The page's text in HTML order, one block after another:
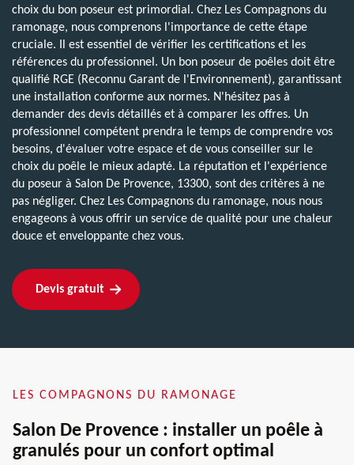
choix du bon poseur est primordial. Chez Les Compagnons du
ramonage, nous comprenons l'importance de cette étape
cruciale. Il est essentiel de vérifier les certifications et les
références du professionnel. Un bon poseur de poêles doit être
qualifié RGE (Reconnu Garant de l'Environnement), garantissant
une installation conforme aux normes. N'hésitez pas à
demander des devis détaillés et à comparer les offres. Un
professionnel compétent prendra le temps de comprendre vos
besoins, d'évaluer votre espace et de vous conseiller sur le
choix du poêle le mieux adapté. La réputation et l'expérience
du poseur à Salon De Provence, 13300, sont des critères à ne
pas négliger. Chez Les Compagnons du ramonage, nous nous
engageons à vous offrir un service de qualité pour une chaleur
douce et enveloppante chez vous.
Devis gratuit
LES COMPAGNONS DU RAMONAGE
Salon De Provence : installer un poêle à
granulés pour un confort optimal